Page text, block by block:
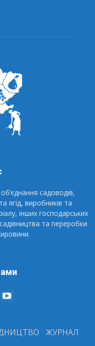
садоводів,
ягід, виробників та
інших господарських
та переробки
ЖУРНАЛ